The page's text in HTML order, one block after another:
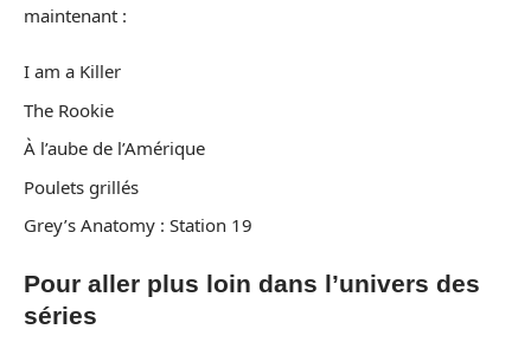
maintenant :
I am a Killer
The Rookie
À l’aube de l’Amérique
Poulets grillés
Grey’s Anatomy : Station 19
Pour aller plus loin dans l’univers des
séries